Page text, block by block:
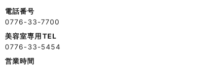
電話番号
0776-33-7700
美容室専用TEL
0776-33-5454
営業時間